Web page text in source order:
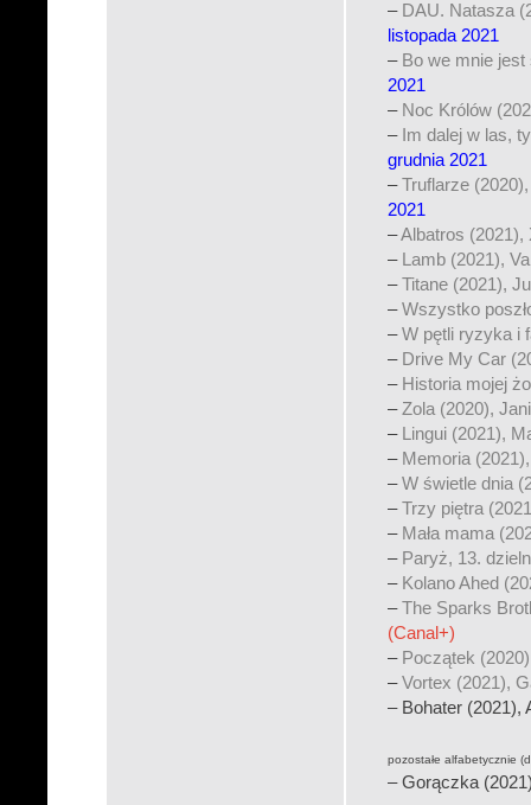
– DAU. Natasza
listopada 2021
– Bo we mnie
2021
– Noc Królów
– Im dalej w las,
grudnia 2021
–Truflarze
2021
–Albatros
– Lamb (2021),
–Titane (2021),
–Wszystko
–W pętli ryzyka i
– Drive My Car
– Historia mojej
–Zola (2020),
– Lingui (2021),
– Memoria
–W świetle dnia
–Trzy piętra
– Mała mama
– Paryż, 13.
– Kolano Ahed
–The Sparks
(Canal+)
– Początek
–Vortex (2021),
– Bohater (2021),
pozostałe alfabetycznie
– Gorączka